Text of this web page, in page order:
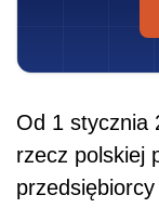
Od 1 stycznia
rzecz polskiej